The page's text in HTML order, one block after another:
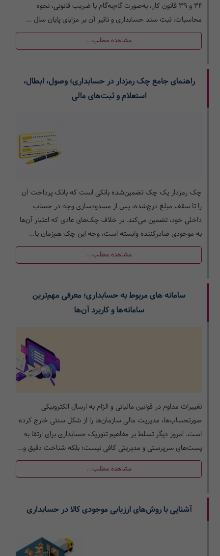
۳۴ و ۳۹ قانون کار، به‌صورت گام‌به‌گام با ضریب قانونی، نحوه
محاسبات، ثبت سند حسابداری و تاثیر آن بر مزایای پایان سال ...
مشاهده مطلب...
راهنمای جامع چک رمزدار در حسابداری؛ وصول، ابطال،
استعلام و ثبت‌های مالی
چک رمزدار یک چک تضمین‌شده بانکی است که بانک پرداخت آن
را تا سقف مبلغ درج‌شده، پس از مسدودسازی وجه در حساب
داخلی خود، تضمین می‌کند. بر خلاف چک‌های عادی که اعتبار آن‌ها
به موجودی صادرکننده وابسته است، وجه این چک هم‌زمان با...
مشاهده مطلب...
سامانه های مربوط به حسابداری؛ معرفی مهم‌ترین
سامانه‌ها و کاربرد آن‌ها
تغییرات مداوم در قوانین مالیاتی و الزام به ارسال الکترونیکی
صورتحساب‌ها، مدیریت مالی سازمان‌ها را از شکل سنتی خارج کرده
است. امروز دیگر تسلط بر مفاهیم تئوریک حسابداری برای ارتقا به
پست‌های سرپرستی و مدیریتی کافی نیست؛ بلکه شناخت دقیق و...
مشاهده مطلب...
آشنایی با روش‌های ارزیابی موجودی کالا در حسابداری